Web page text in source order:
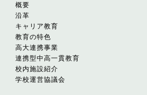
概要
沿革
キャリア教育
教育の特色
高大連携事業
連携型中高一貫教育
校内施設紹介
学校運営協議会